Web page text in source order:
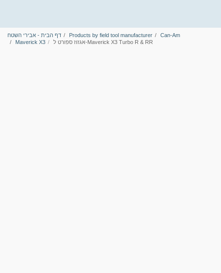
דף הבית - אבירי השטח Products by field tool manufacturer
Can-Am
Maverick X3
אגזוז ספורט ל-Maverick X3 Turbo R & RR